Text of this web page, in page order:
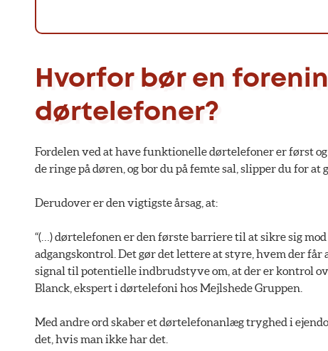
Hvorfor bør en
dørtelefoner?
Fordelen ved at have funktionelle dørtelefoner er først
de ringe på døren, og bor du på femte sal, slipper du for
Derudover er den vigtigste årsag, at:
“(…) dørtelefonen er den første barriere til at sikre sig
adgangskontrol. Det gør det lettere at styre, hvem der får
signal til potentielle indbrudstyve om, at der er kontrol
Blanck, ekspert i dørtelefoni hos Mejlshede Gruppen.
Med andre ord skaber et dørtelefonanlæg tryghed i
det, hvis man ikke har det.